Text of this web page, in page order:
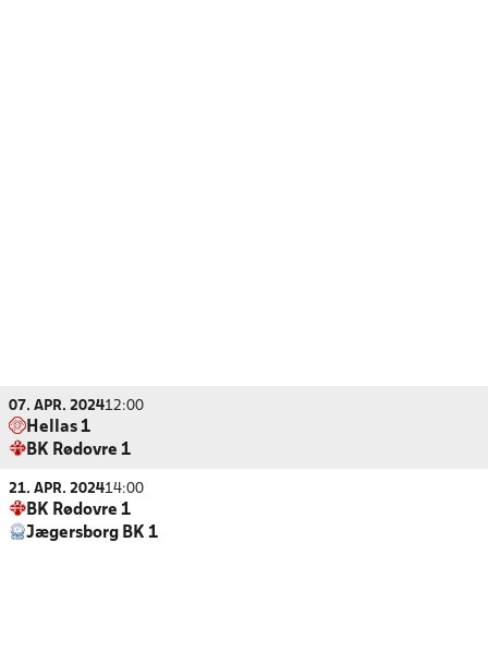
07. APR. 202412:00
Hellas 1
BK Rødovre 1
21. APR. 202414:00
BK Rødovre 1
Jægersborg BK 1